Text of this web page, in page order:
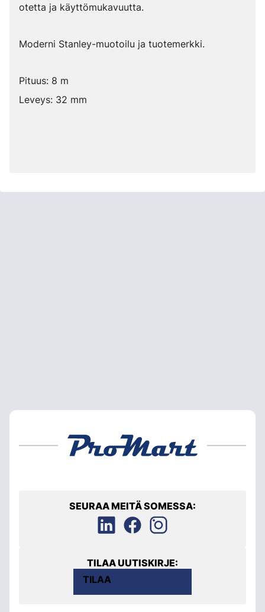
otetta ja käyttömukavuutta.
Moderni Stanley-muotoilu ja tuotemerkki.
Pituus: 8 m
Leveys: 32 mm
SEURAA MEITÄ SOMESSA:
TILAA UUTISKIRJE:
TILAA